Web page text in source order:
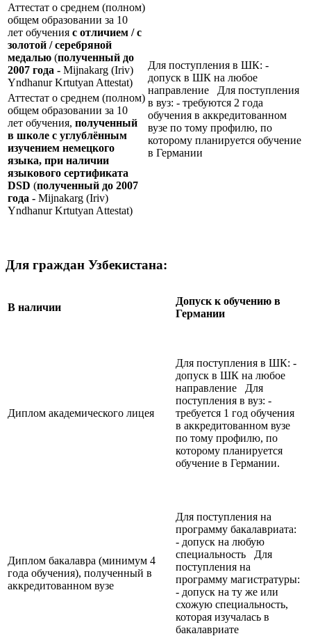
Аттестат о среднем (полном)
общем образовании за 10
лет обучения с отличием / с
золотой / серебряной
медалью (полученный до
2007 года - Mijnakarg (Iriv)
Yndhanur Krtutyan Attestat)
Для поступления в ШК: -
допуск в ШК на любое
направление Для поступления
в вуз: - требуются 2 года
обучения в аккредитованном
вузе по тому профилю, по
которому планируется обучение
в Германии
Аттестат о среднем (полном)
общем образовании за 10
лет обучения, полученный
в школе с углублённым
изучением немецкого
языка, при наличии
языкового сертификата
DSD (полученный до 2007
года - Mijnakarg (Iriv)
Yndhanur Krtutyan Attestat)
Для граждан Узбекистана:
В наличии
Допуск к обучению в
Германии
Диплом академического лицея
Для поступления в ШК: -
допуск в ШК на любое
направление Для
поступления в вуз: -
требуется 1 год обучения
в аккредитованном вузе
по тому профилю, по
которому планируется
обучение в Германии.
Диплом бакалавра (минимум 4
года обучения), полученный в
аккредитованном вузе
Для поступления на
программу бакалавриата:
- допуск на любую
специальность Для
поступления на
программу магистратуры:
- допуск на ту же или
схожую специальность,
которая изучалась в
бакалавриате